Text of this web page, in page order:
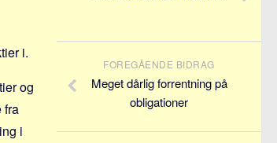
i.
og
fra
i
FOREGÅENDE BIDRAG
Meget dårlig forrentning på
obligationer